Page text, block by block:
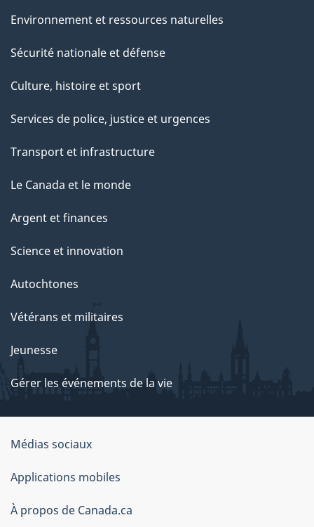
Environnement et ressources naturelles
Sécurité nationale et défense
Culture, histoire et sport
Services de police, justice et urgences
Transport et infrastructure
Le Canada et le monde
Argent et finances
Science et innovation
Autochtones
Vétérans et militaires
Jeunesse
Gérer les événements de la vie
Organisation
du
gouvernement
du
Médias sociaux
Applications mobiles
À propos de Canada.ca